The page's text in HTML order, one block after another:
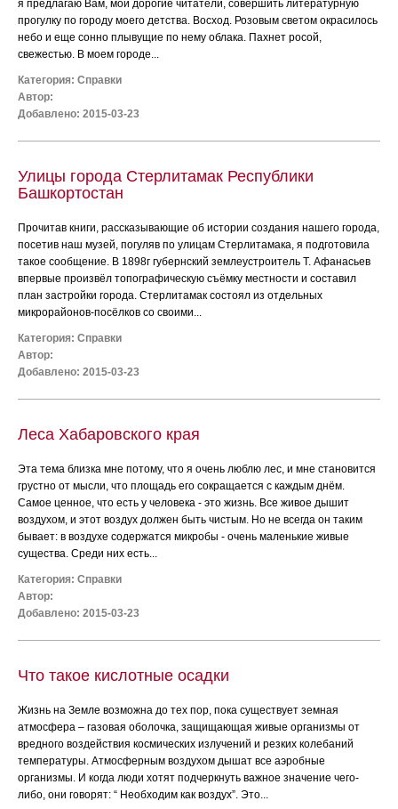
я предлагаю Вам, мои дорогие читатели, совершить литературную
прогулку по городу моего детства. Восход. Розовым светом окрасилось
небо и еще сонно плывущие по нему облака. Пахнет росой,
свежестью. В моем городе...
Категория: Справки
Автор:
Добавлено: 2015-03-23
Улицы города Стерлитамак Республики
Башкортостан
Прочитав книги, рассказывающие об истории создания нашего города,
посетив наш музей, погуляв по улицам Стерлитамака, я подготовила
такое сообщение. В 1898г губернский землеустроитель Т. Афанасьев
впервые произвёл топографическую съёмку местности и составил
план застройки города. Стерлитамак состоял из отдельных
микрорайонов-посёлков со своими...
Категория: Справки
Автор:
Добавлено: 2015-03-23
Леса Хабаровского края
Эта тема близка мне потому, что я очень люблю лес, и мне становится
грустно от мысли, что площадь его сокращается с каждым днём.
Самое ценное, что есть у человека - это жизнь. Все живое дышит
воздухом, и этот воздух должен быть чистым. Но не всегда он таким
бывает: в воздухе содержатся микробы - очень маленькие живые
существа. Среди них есть...
Категория: Справки
Автор:
Добавлено: 2015-03-23
Что такое кислотные осадки
Жизнь на Земле возможна до тех пор, пока существует земная
атмосфера – газовая оболочка, защищающая живые организмы от
вредного воздействия космических излучений и резких колебаний
температуры. Атмосферным воздухом дышат все аэробные
организмы. И когда люди хотят подчеркнуть важное значение чего-
либо, они говорят: “ Необходим как воздух”. Это...